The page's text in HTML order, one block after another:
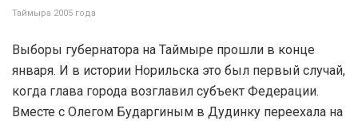
Таймыра 2005 года
Выборы губернатора на Таймыре прошли в конце
января. И в истории Норильска это был первый случай,
когда глава города возглавил субъект Федерации.
Вместе с Олегом Бударгиным в Дудинку переехала на